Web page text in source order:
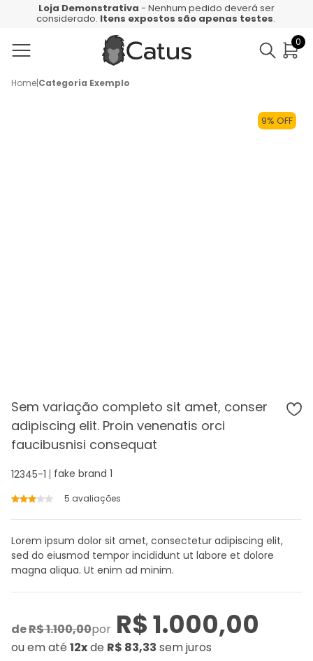
Loja Demonstrativa - Nenhum pedido deverá ser
considerado. Itens expostos são apenas testes.
0
Home|Categoria Exemplo
9% OFF
Sem variação completo sit amet, conser
adipiscing elit. Proin venenatis orci
faucibusnisi consequat
12345-1 fake brand 1
5 avaliações
Lorem ipsum dolor sit amet, consectetur adipiscing elit,
sed do eiusmod tempor incididunt ut labore et dolore
magna aliqua. Ut enim ad minim.
deR$ 1.100,00por R$ 1.000,00
ouem até 12xde R$ 83,33 sem juros